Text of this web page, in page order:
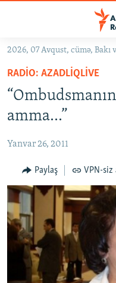
Əsas
qayıt
Əsas
qayıt
GÜNDƏM
#İZAHLA
KORRUPSIOMETR
FƏRQƏ BAX
QANUNI DOĞRU
ARAŞDIRMA
MULTIMEDIA
VIDEO
FOTOQALEREYA
İNFOQRAFIKA
RADIO ARXIV
OXU ZALI
AZƏRBAYCAN ƏDƏBIYYATI
HAQQIMIZDA
MISSIYAMIZ
2026, 07 Avqust, cümə, Bakı
RADIO: AZADLIQLIVE
amma...”
Yanvar 26, 2011
Paylaş VPN-siz